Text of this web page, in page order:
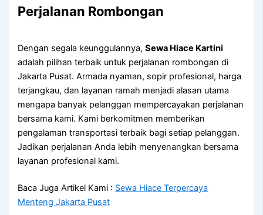
Perjalanan Rombongan
Dengan segala keunggulannya,Sewa Hiace Kartini
adalah pilihan terbaik untuk perjalanan rombongan di
Jakarta Pusat. Armada nyaman, sopir profesional, harga
terjangkau, dan layanan ramah menjadi alasan utama
mengapa banyak pelanggan mempercayakan perjalanan
bersama kami. Kami berkomitmen memberikan
pengalaman transportasi terbaik bagi setiap pelanggan.
Jadikan perjalanan Anda lebih menyenangkan bersama
layanan profesional kami.
Baca Juga Artikel Kami : Sewa Hiace Terpercaya
Menteng Jakarta Pusat